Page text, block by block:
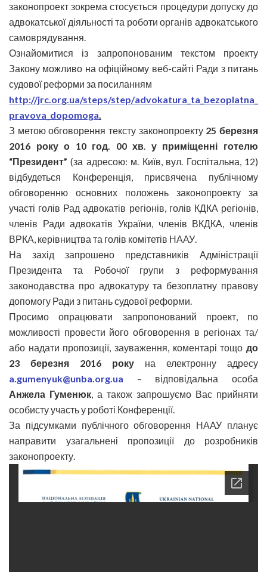
законопроект зокрема стосується процедури допуску до
адвокатської діяльності та роботи органів адвокатського
самоврядування.
Ознайомитися із запропонованим текстом проекту
Закону можливо на офіційному веб-сайті Ради з питань
судової реформи за посиланням
http://jrc.org.ua/steps/step/advokatura_ta_bezoplatna_
pravova_dopomoga.
З метою обговорення тексту законопроекту 25 березня
2016 року о 10 год. 00 хв. у приміщенні готелю
“Президент” (за адресою: м. Київ, вул. Госпітальна, 12)
відбудеться Конференція, присвячена публічному
обговоренню основних положень законопроекту за
участі голів Рад адвокатів регіонів, голів КДКА регіонів,
членів Ради адвокатів України, членів ВКДКА, членів
ВРКА, керівництва та голів комітетів НААУ.
На захід запрошено представників Адміністрації
Президента та Робочої групи з реформування
законодавства про адвокатуру та безоплатну правову
допомогу Ради з питань судової реформи.
Просимо опрацювати запропонований проект, по
можливості провести його обговорення в регіонах та/
або надати пропозиції, зауваження, коментарі тощо до
23 березня 2016 року на електронну адресу
a.gumenyuk@unba.org.ua
– відповідальна особа
Анжела Гуменюк, а також запрошуємо Вас прийняти
особисту участь у роботі Конференції.
За підсумками публічного обговорення НААУ планує
направити узагальнені пропозиції до розробників
законопроекту.